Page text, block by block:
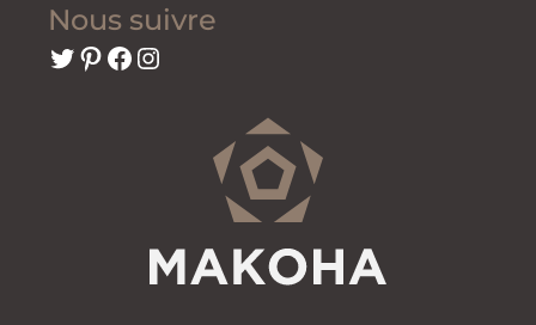
Nous suivre
Twitter
Pinterest
Facebook
Instagram